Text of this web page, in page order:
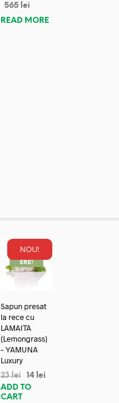
565 lei
READ MORE
NOU!
REDUC
ERE!
Sapun presat
la rece cu
LAMAITA
(Lemongrass)
– YAMUNA
Luxury
23lei 14 lei
ADD TO
CART